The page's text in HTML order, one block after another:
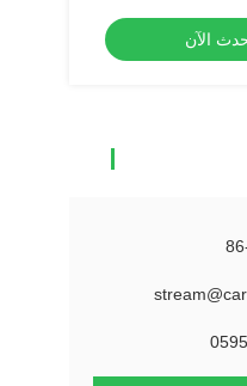
Ex60LC-3 Ex60LC-
الآن